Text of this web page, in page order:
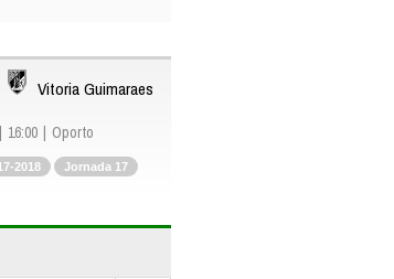
Vitoria Guimaraes
16:00 Oporto
2018 Jornada 17